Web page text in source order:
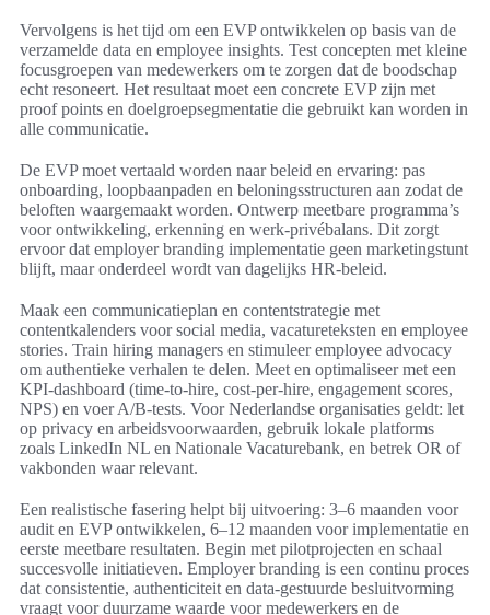
Vervolgens is het tijd om een EVP ontwikkelen op basis van de
verzamelde data en employee insights. Test concepten met kleine
focusgroepen van medewerkers om te zorgen dat de boodschap
echt resoneert. Het resultaat moet een concrete EVP zijn met
proof points en doelgroepsegmentatie die gebruikt kan worden in
alle communicatie.
De EVP moet vertaald worden naar beleid en ervaring: pas
onboarding, loopbaanpaden en beloningsstructuren aan zodat de
beloften waargemaakt worden. Ontwerp meetbare programma’s
voor ontwikkeling, erkenning en werk-privébalans. Dit zorgt
ervoor dat employer branding implementatie geen marketingstunt
blijft, maar onderdeel wordt van dagelijks HR-beleid.
Maak een communicatieplan en contentstrategie met
contentkalenders voor social media, vacatureteksten en employee
stories. Train hiring managers en stimuleer employee advocacy
om authentieke verhalen te delen. Meet en optimaliseer met een
KPI-dashboard (time-to-hire, cost-per-hire, engagement scores,
NPS) en voer A/B-tests. Voor Nederlandse organisaties geldt: let
op privacy en arbeidsvoorwaarden, gebruik lokale platforms
zoals LinkedIn NL en Nationale Vacaturebank, en betrek OR of
vakbonden waar relevant.
Een realistische fasering helpt bij uitvoering: 3–6 maanden voor
audit en EVP ontwikkelen, 6–12 maanden voor implementatie en
eerste meetbare resultaten. Begin met pilotprojecten en schaal
succesvolle initiatieven. Employer branding is een continu proces
dat consistentie, authenticiteit en data-gestuurde besluitvorming
vraagt voor duurzame waarde voor medewerkers en de